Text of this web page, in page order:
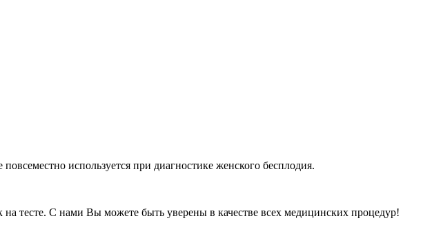
используется при диагностике женского бесплодия.
тесте. С нами Вы можете быть уверены в качестве всех медицинских процедур!